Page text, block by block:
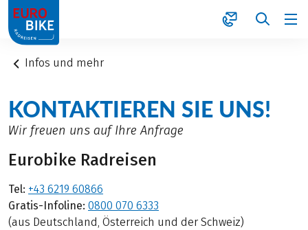
1
Infos und mehr
KONTAKTIEREN SIE UNS!
Wir freuen uns auf Ihre Anfrage
Eurobike Radreisen
Tel: +43 6219 60866
Gratis-Infoline: 0800 070 6333
(aus Deutschland, Österreich und der Schweiz)